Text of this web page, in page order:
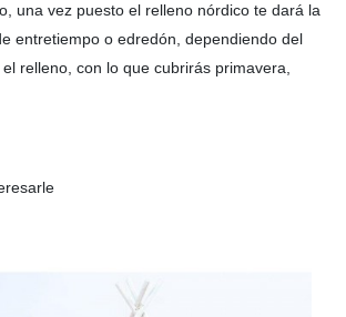
una vez puesto el relleno nórdico te dará la
entretiempo o edredón, dependiendo del
relleno, con lo que cubrirás primavera,